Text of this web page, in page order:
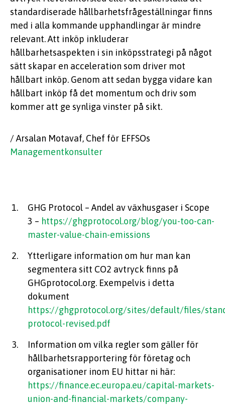
standardiserade hållbarhetsfrågeställningar finns
med i alla kommande upphandlingar är mindre
relevant. Att inköp inkluderar
hållbarhetsaspekten i sin inköpsstrategi på något
sätt skapar en acceleration som driver mot
hållbart inköp. Genom att sedan bygga vidare kan
hållbart inköp få det momentum och driv som
kommer att ge synliga vinster på sikt.
/ Arsalan Motavaf, Chef för EFFSOs
Managementkonsulter
GHG Protocol – Andel av växhusgaser i Scope
3 – https://ghgprotocol.org/blog/you-too-can-
master-value-chain-emissions
Ytterligare information om hur man kan
segmentera sitt CO2 avtryck finns på
GHGprotocol.org. Exempelvis i detta
dokument
https://ghgprotocol.org/sites/default/files/
protocol-revised.pdf
Information om vilka regler som gäller för
hållbarhetsrapportering för företag och
organisationer inom EU hittar ni här:
https://finance.ec.europa.eu/capital-markets-
union-and-financial-markets/company-